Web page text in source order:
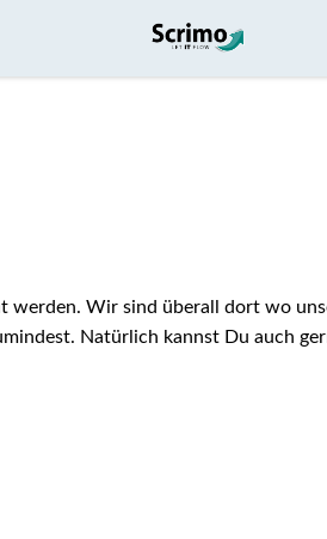
Wir sind überall dort wo
Natürlich kannst Du auch